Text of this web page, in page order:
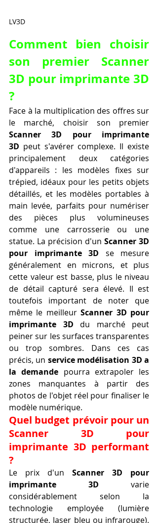
LV3D
Comment bien choisir
son premier Scanner
3D pour imprimante 3D
?
Face à la multiplication des offres sur
Scanner 3D pour imprimante
3D peut s'avérer complexe. Il existe
principalement deux catégories
d'appareils : les modèles fixes sur
trépied, idéaux pour les petits objets
détaillés, et les modèles portables à
main levée, parfaits pour numériser
des pièces plus volumineuses
comme une carrosserie ou une
statue. La précision d'un Scanner 3D
pour imprimante 3D se mesure
généralement en microns, et plus
cette valeur est basse, plus le niveau
de détail capturé sera élevé. Il est
toutefois important de noter que
même le meilleur Scanner 3D pour
imprimante 3D du marché peut
peiner sur les surfaces transparentes
ou trop sombres. Dans ces cas
précis, un service modélisation 3D a
la demande pourra extrapoler les
zones manquantes à partir des
photos de l'objet réel pour finaliser le
modèle numérique.
Quel budget prévoir pour un
Scanner 3D pour
imprimante 3D performant
?
Le prix d'un Scanner 3D pour
imprimante 3D varie
considérablement selon la
technologie employée (lumière
structurée, laser bleu ou infrarouge).